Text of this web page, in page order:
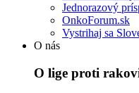
Jednorazový
OnkoForum.sk
Vystrihaj sa
O nás
O lige proti